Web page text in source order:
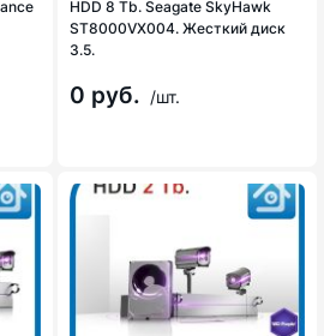
HDD 8 Tb. Seagate SkyHawk
ST8000VX004. Жесткий диск
3.5.
0 руб. /шт.